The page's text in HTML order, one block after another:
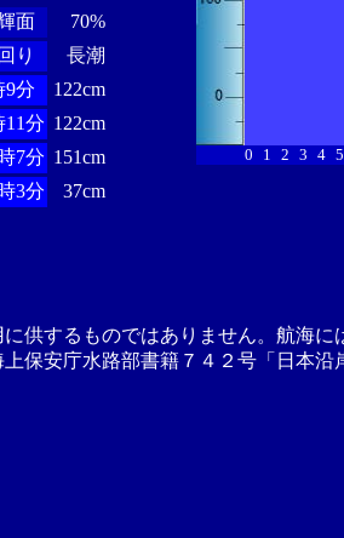
面
70%
り
長潮
9分
122cm
11分 122cm
7分 151cm
3分
37cm
0 1 2 3 4 5
供するものではありません。航海
保安庁水路部書籍７４２号「日本